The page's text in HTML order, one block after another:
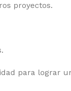
proyectos.
para lograr